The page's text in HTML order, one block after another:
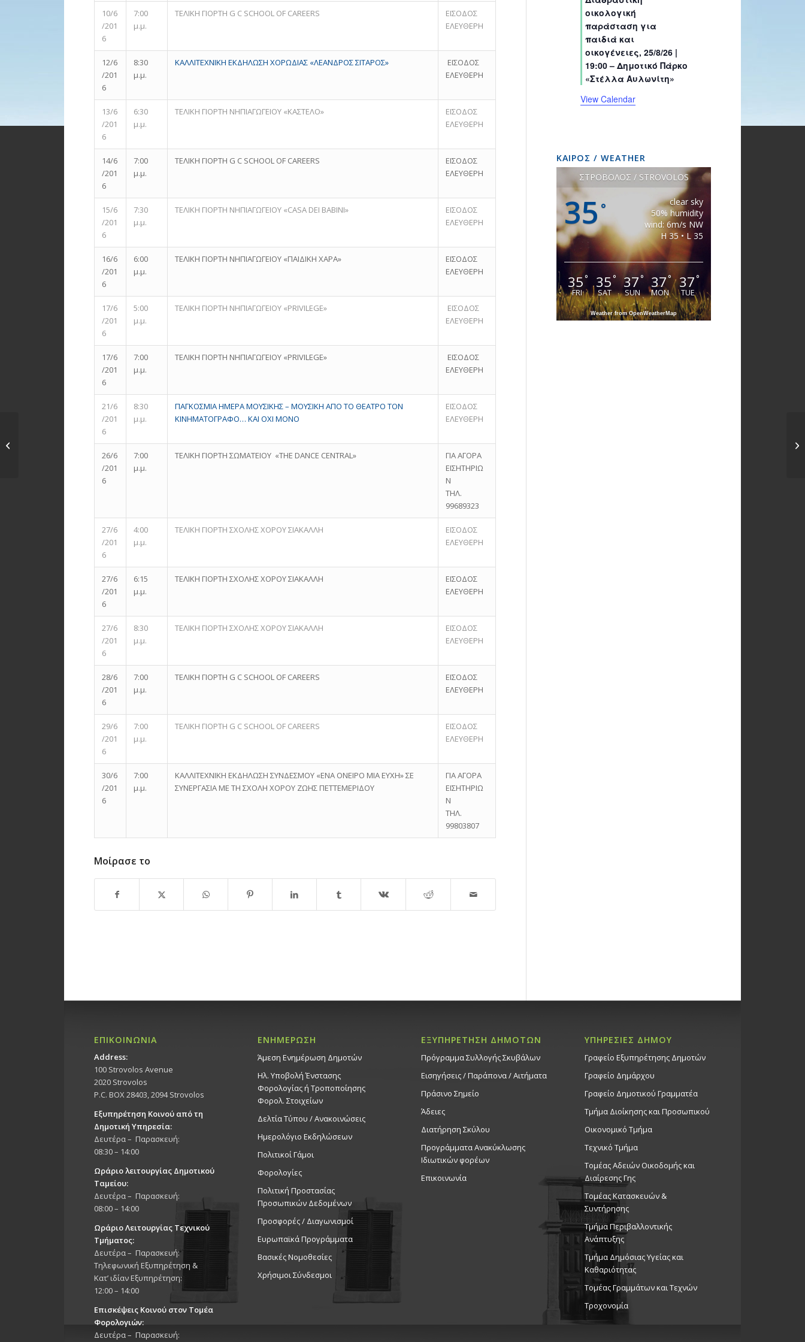
10/6
/201
6
7:00
μ.μ.
ΤΕΛΙΚΗ ΓΙΟΡΤΗ G C SCHOOL OF CAREERS
ΕΙΣΟΔΟΣ
ΕΛΕΥΘΕΡΗ
12/6
/201
6
8:30
μ.μ.
ΚΑΛΛΙΤΕΧΝΙΚΗ ΕΚΔΗΛΩΣΗ ΧΟΡΩΔΙΑΣ «ΛΕΑΝΔΡΟΣ ΣΙΤΑΡΟΣ»
ΕΙΣΟΔΟΣ
ΕΛΕΥΘΕΡΗ
13/6
/201
6
6:30
μ.μ.
ΤΕΛΙΚΗ ΓΙΟΡΤΗ ΝΗΠΙΑΓΩΓΕΙΟΥ «ΚΑΣΤΕΛΟ»
ΕΙΣΟΔΟΣ
ΕΛΕΥΘΕΡΗ
14/6
/201
6
7:00
μ.μ.
ΤΕΛΙΚΗ ΓΙΟΡΤΗ G C SCHOOL OF CAREERS
ΕΙΣΟΔΟΣ
ΕΛΕΥΘΕΡΗ
15/6
/201
6
7:30
μ.μ.
ΤΕΛΙΚΗ ΓΙΟΡΤΗ ΝΗΠΙΑΓΩΓΕΙΟΥ «CASA DEI BABINI»
ΕΙΣΟΔΟΣ
ΕΛΕΥΘΕΡΗ
16/6
/201
6
6:00
μ.μ.
ΤΕΛΙΚΗ ΓΙΟΡΤΗ ΝΗΠΙΑΓΩΓΕΙΟΥ «ΠΑΙΔΙΚΗ ΧΑΡΑ»
ΕΙΣΟΔΟΣ
ΕΛΕΥΘΕΡΗ
17/6
/201
6
5:00
μ.μ.
ΤΕΛΙΚΗ ΓΙΟΡΤΗ ΝΗΠΙΑΓΩΓΕΙΟΥ «PRIVILEGE»
ΕΙΣΟΔΟΣ
ΕΛΕΥΘΕΡΗ
17/6
/201
6
7:00
μ.μ.
ΤΕΛΙΚΗ ΓΙΟΡΤΗ ΝΗΠΙΑΓΩΓΕΙΟΥ «PRIVILEGE»
ΕΙΣΟΔΟΣ
ΕΛΕΥΘΕΡΗ
21/6
/201
6
8:30
μ.μ.
ΠΑΓΚΟΣΜΙΑ ΗΜΕΡΑ ΜΟΥΣΙΚΗΣ – ΜΟΥΣΙΚΗ ΑΠΟ ΤΟ ΘΕΑΤΡΟ ΤΟΝ
ΚΙΝΗΜΑΤΟΓΡΑΦΟ… ΚΑΙ ΟΧΙ ΜΟΝΟ
ΕΙΣΟΔΟΣ
ΕΛΕΥΘΕΡΗ
26/6
/201
6
7:00
μ.μ.
ΤΕΛΙΚΗ ΓΙΟΡΤΗ ΣΩΜΑΤΕΙΟΥ «THE DANCE CENTRAL»
ΓΙΑ ΑΓΟΡΑ
ΕΙΣΗΤΗΡΙΩ
Ν
ΤΗΛ.
99689323
27/6
/201
6
4:00
μ.μ.
ΤΕΛΙΚΗ ΓΙΟΡΤΗ ΣΧΟΛΗΣ ΧΟΡΟΥ ΣΙΑΚΑΛΛΗ
ΕΙΣΟΔΟΣ
ΕΛΕΥΘΕΡΗ
27/6
/201
6
6:15
μ.μ.
ΤΕΛΙΚΗ ΓΙΟΡΤΗ ΣΧΟΛΗΣ ΧΟΡΟΥ ΣΙΑΚΑΛΛΗ
ΕΙΣΟΔΟΣ
ΕΛΕΥΘΕΡΗ
27/6
/201
6
8:30
μ.μ.
ΤΕΛΙΚΗ ΓΙΟΡΤΗ ΣΧΟΛΗΣ ΧΟΡΟΥ ΣΙΑΚΑΛΛΗ
ΕΙΣΟΔΟΣ
ΕΛΕΥΘΕΡΗ
28/6
/201
6
7:00
μ.μ.
ΤΕΛΙΚΗ ΓΙΟΡΤΗ G C SCHOOL OF CAREERS
ΕΙΣΟΔΟΣ
ΕΛΕΥΘΕΡΗ
29/6
/201
6
7:00
μ.μ.
ΤΕΛΙΚΗ ΓΙΟΡΤΗ G C SCHOOL OF CAREERS
ΕΙΣΟΔΟΣ
ΕΛΕΥΘΕΡΗ
30/6
/201
6
7:00
μ.μ.
ΚΑΛΛΙΤΕΧΝΙΚΗ ΕΚΔΗΛΩΣΗ ΣΥΝΔΕΣΜΟΥ «ΕΝΑ ΟΝΕΙΡΟ ΜΙΑ ΕΥΧΗ» ΣΕ
ΣΥΝΕΡΓΑΣΙΑ ΜΕ ΤΗ ΣΧΟΛΗ ΧΟΡΟΥ ΖΩΗΣ ΠΕΤΤΕΜΕΡΙΔΟΥ
ΓΙΑ ΑΓΟΡΑ
ΕΙΣΗΤΗΡΙΩ
Ν
ΤΗΛ.
99803807
Μοίρασε το
sssss
t
s
t
s
t
s
t
s
t
s
t
s
οικολογική
παράσταση για
παιδιά και
οικογένειες, 25/8/26 |
19:00 – Δημοτικό Πάρκο
«Στέλλα Αυλωνίτη»
View Calendar
ΚΑΙΡΟΣ / WEATHER
ΣΤΡΟΒΟΛΟΣ / STROVOLOS
35 °
clear sky
50% humidity
wind: 6m/s NW
H 35 • L 35
35°
FRI
35°
SAT
37°
SUN
37°
MON
37°
TUE
Weather from OpenWeatherMap
ΕΠΙΚΟΙΝΩΝΙΑ
Address:
100 Strovolos Avenue
2020 Strovolos
P.C. BOX 28403, 2094 Strovolos
Εξυπηρέτηση Κοινού από τη
Δημοτική Υπηρεσία:
Δευτέρα – Παρασκευή:
08:30 – 14:00
Ωράριο λειτουργίας Δημοτικού
Ταμείου:
Δευτέρα – Παρασκευή:
08:00 – 14:00
Ωράριο Λειτουργίας Τεχνικού
Τμήματος:
Δευτέρα – Παρασκευή:
Τηλεφωνική Εξυπηρέτηση &
Κατ’ ιδίαν Εξυπηρέτηση:
12:00 – 14:00
Επισκέψεις Κοινού στον Τομέα
Φορολογιών:
Δευτέρα – Παρασκευή:
ΕΝΗΜΕΡΩΣΗ
Άμεση Ενημέρωση Δημοτών
Ηλ. Υποβολή Ένστασης
Φορολογίας ή Τροποποίησης
Φορολ. Στοιχείων
Δελτία Τύπου / Ανακοινώσεις
Ημερολόγιο Εκδηλώσεων
Πολιτικοί Γάμοι
Φορολογίες
Πολιτική Προστασίας
Προσωπικών Δεδομένων
Προσφορές / Διαγωνισμοί
Ευρωπαϊκά Προγράμματα
Βασικές Νομοθεσίες
Χρήσιμοι Σύνδεσμοι
ΕΞΥΠΗΡΕΤΗΣΗ ΔΗΜΟΤΩΝ
Πρόγραμμα Συλλογής Σκυβάλων
Εισηγήσεις / Παράπονα / Αιτήματα
Πράσινο Σημείο
Άδειες
Διατήρηση Σκύλου
Προγράμματα Ανακύκλωσης
Ιδιωτικών φορέων
Επικοινωνία
ΥΠΗΡΕΣΙΕΣ ΔΗΜΟΥ
Γραφείο Εξυπηρέτησης Δημοτών
Γραφείο Δημάρχου
Γραφείο Δημοτικού Γραμματέα
Τμήμα Διοίκησης και Προσωπικού
Οικονομικό Τμήμα
Τεχνικό Τμήμα
Τομέας Αδειών Οικοδομής και
Διαίρεσης Γης
Τομέας Κατασκευών &
Συντήρησης
Τμήμα Περιβαλλοντικής
Ανάπτυξης
Tμήμα Δημόσιας Υγείας και
Καθαριότητας
Τομέας Γραμμάτων και Τεχνών
Τροχονομία